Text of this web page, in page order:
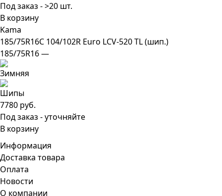
Под заказ - >20 шт.
В корзину
Kama
185/75R16C 104/102R Euro LCV-520 TL (шип.)
185/75R16 —
7780 руб.
Под заказ - уточняйте
В корзину
Информация
Доставка товара
Оплата
Новости
О компании